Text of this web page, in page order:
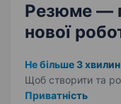
Резюме —
нової
Не більше 3 хвилин
Щоб створити та
Приватність